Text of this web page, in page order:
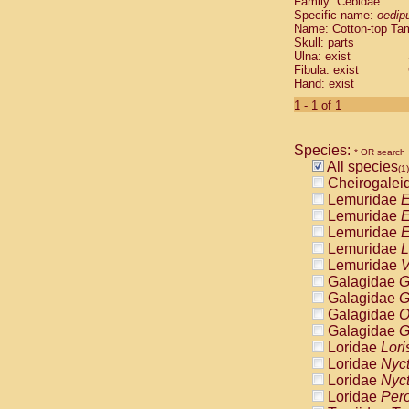
Cebidae
Cebidae
Cebidae
Cebidae
Cebidae
Cebidae
Cebidae
Cebidae
Cebidae
Cebidae
Cebidae
Cebidae
Atelidae
Atelidae
Atelidae
Atelidae
Atelidae
Atelidae
Atelidae
Atelidae
Atelidae
Atelidae
Pitheciidae
Specific name:
Name: Cotton-top
Skull: parts
Ulna: exist
Fibula: exist
Hand: exist
1 - 1 of 1
Species: * OR search
All species(1)
Lemuridae
Lemuridae
Lemuridae
Lemuridae
Lemuridae
Galagidae
Galagidae
Galagidae
Galagidae
Loridae
Loridae
Loridae
Loridae